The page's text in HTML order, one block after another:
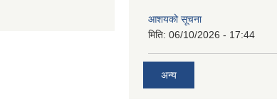
आशयको सूचना
मिति: 06/10/2026 - 17:44
अन्य